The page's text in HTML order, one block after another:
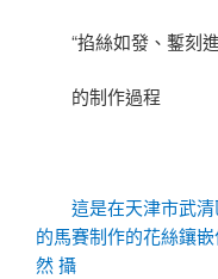
“掐絲如發、鏨刻
的制作過程
這是在天津市武
的馬賽制作的花絲鑲
然 攝